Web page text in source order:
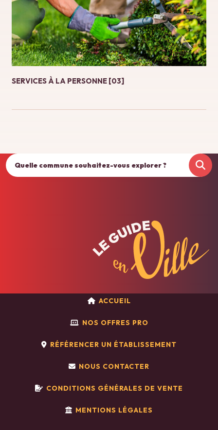
SERVICES À LA PERSONNE [03]
ACCUEIL
NOS OFFRES PRO
RÉFÉRENCER UN ÉTABLISSEMENT
NOUS CONTACTER
CONDITIONS GÉNÉRALES DE VENTE
MENTIONS LÉGALES